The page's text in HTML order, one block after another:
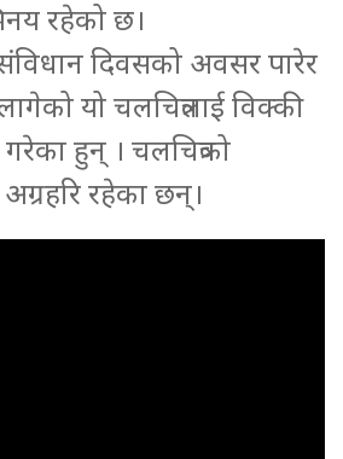
रहेको छ।
दिवसको अवसर पारेर
यो चलचित्रलाई विक्की
हुन् । चलचित्रको
रहेका छन्।